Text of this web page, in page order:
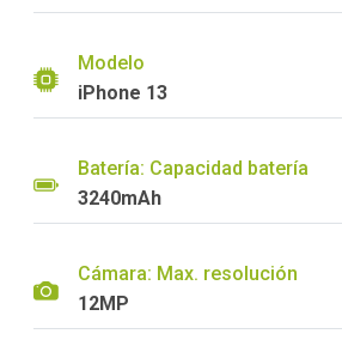
Modelo
iPhone 13
Batería: Capacidad batería
3240mAh
Cámara: Max. resolución
12MP